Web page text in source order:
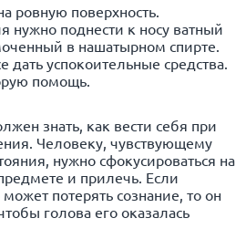
ровную поверхность.
нужно поднести к носу ватный
в нашатырном спирте.
дать успокоительные средства.
помощь.
знать, как вести себя при
Человеку, чувствующему
нужно сфокусироваться на
и прилечь. Если
потерять сознание, то он
голова его оказалась